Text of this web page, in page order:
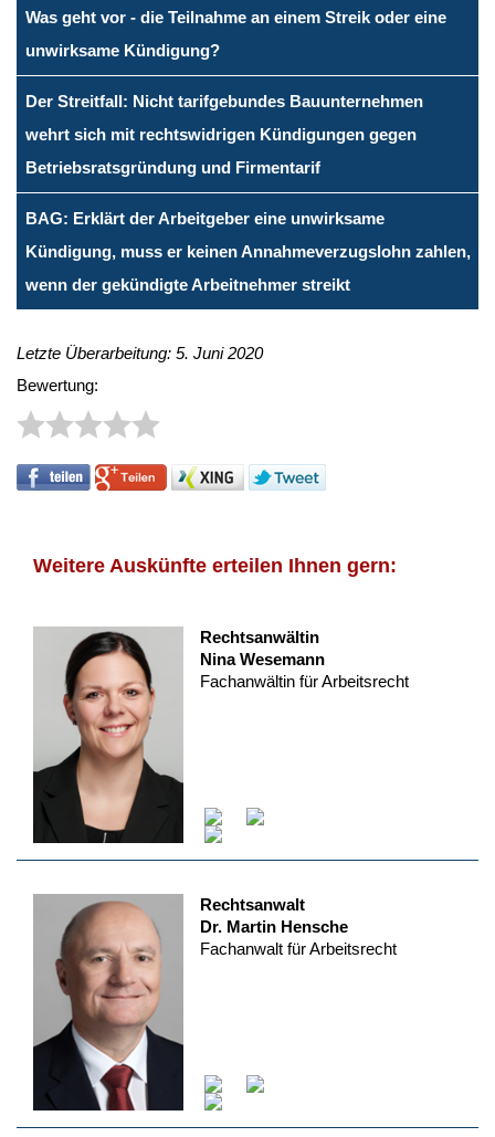
Was geht vor - die Teilnahme an einem Streik oder eine
unwirksame Kündigung?
Der Streitfall: Nicht tarifgebundes Bauunternehmen
wehrt sich mit rechtswidrigen Kündigungen gegen
Betriebsratsgründung und Firmentarif
BAG: Erklärt der Arbeitgeber eine unwirksame
Kündigung, muss er keinen Annahmeverzugslohn zahlen,
wenn der gekündigte Arbeitnehmer streikt
Letzte Überarbeitung: 5. Juni 2020
Bewertung:
Weitere Auskünfte erteilen Ihnen gern:
Rechtsanwältin
Nina Wesemann
Fachanwältin für Arbeitsrecht
Rechtsanwalt
Dr. Martin Hensche
Fachanwalt für Arbeitsrecht